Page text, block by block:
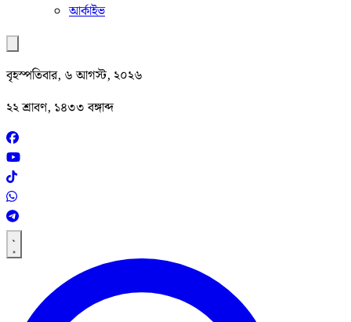
আর্কাইভ
বৃহস্পতিবার, ৬ আগস্ট, ২০২৬
২২ শ্রাবণ, ১৪৩৩ বঙ্গাব্দ